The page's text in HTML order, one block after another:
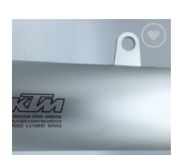
Aggiungi
alla lista
dei